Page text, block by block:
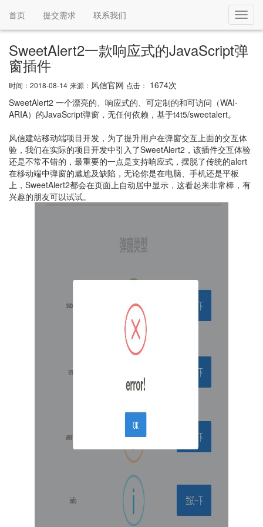
首页 提交需求 联系我们
SweetAlert2一款响应式的JavaScript弹
窗插件
时间：2018-08-14 来源： 风信官网 点击： 1674次
SweetAlert2 一个漂亮的、响应式的、可定制的和可访问（WAI-
ARIA）的JavaScript弹窗，无任何依赖，基于t4t5/sweetalert。
风信建站移动端项目开发，为了提升用户在弹窗交互上面的交互体
验，我们在实际的项目开发中引入了SweetAlert2，该插件交互体验
还是不常不错的，最重要的一点是支持响应式，摆脱了传统的alert
在移动端中弹窗的尴尬及缺陷，无论你是在电脑、手机还是平板
上，SweetAlert2都会在页面上自动居中显示，这看起来非常棒，有
兴趣的朋友可以试试。